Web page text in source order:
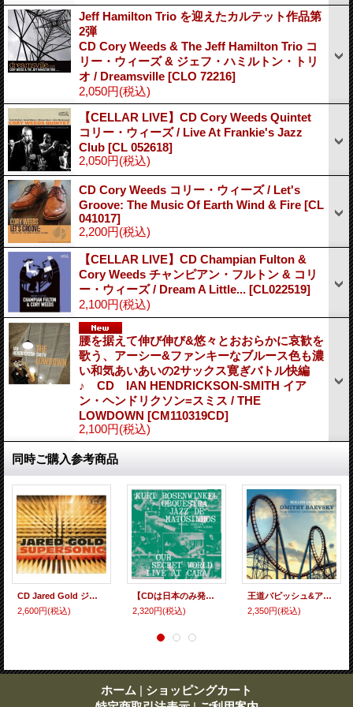
Jeff Hamilton Trio を迎えたカルテット作品第
2弾
CD Cory Weeds & The Jeff Hamilton Trio コ
リー・ウィーズ & ジェフ・ハミルトン・トリ
オ / Dreamsville [CLO 72216]
2,050円(税込)
【CELLAR LIVE】CD Cory Weeds Quintet
コリー・ウィーズ / Live At Frankie's Jazz
Club [CL 052618]
2,050円(税込)
CD Cory Weeds コリー・ウィーズ / Let's
Groove: The Music Of Earth Wind & Fire [CL
041017]
2,200円(税込)
【CELLAR LIVE】CD Champian Fulton &
Cory Weeds チャンピアン・フルトン & コリ
ー・ウィーズ / Dream A Little... [CL022519]
2,100円(税込)
腰を据えて伸び伸び&悠々とおおらかに哀歓を
歌う、アーシー&ファンキーなブルース色も濃
い和気あいあいの2サックス寛ぎバトル快編
♪ CD IAN HENDRICKSON-SMITH イア
ン・ヘンドリクソン=スミス / THE
LOWDOWN [CM110319CD]
2,100円(税込)
同時ご購入参考商品
CD Jared Gold ジャレド・ゴールド / Supersonic
2,600円(税込)
【CDは日本のみ発売】 端正でスマートなビッグ・バンド・アンサンブルに研ぎ澄まされた現代感覚溢れるギター・インプロが鋭く絡む劇的感動編 国内盤CD KURT ROSENWINKEL + ORQUESTRA JAZZ DE MATOSINHOS カート・ローゼンウィンケル / OUR SECRET WORLD LIVE AT CARA アワ・シークレット・ワールド〜ライヴ
2,320円(税込)
王道バピッシュ&アーシー・ソウルフルな歌いに歌う軽やか人情肌アルトとブルース・テイスト&テンダネスの塊のような醸熟ギターのリラックスしたハートウォーミングこの上なき交感 輸入盤CD DMITRY BAEVSKY ドミトーリ・バエヴスキー / ROLLER COASTER
2,350円(税込)
ホーム | ショッピングカート